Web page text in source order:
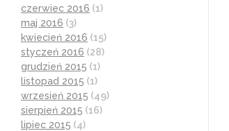
czerwiec 2016 (1)
maj 2016 (3)
kwiecień 2016 (15)
styczeń 2016 (28)
grudzień 2015 (1)
listopad 2015 (1)
wrzesień 2015 (49)
sierpień 2015 (16)
lipiec 2015 (4)